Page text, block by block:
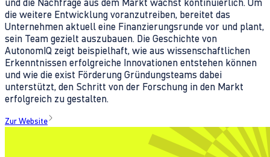
die weitere Entwicklung voranzutreiben, bereitet das
Unternehmen aktuell eine Finanzierungsrunde vor und plant,
sein Team gezielt auszubauen. Die Geschichte von
AutonomIQ zeigt beispielhaft, wie aus wissenschaftlichen
Erkenntnissen erfolgreiche Innovationen entstehen können
und wie die exist Förderung Gründungsteams dabei
unterstützt, den Schritt von der Forschung in den Markt
erfolgreich zu gestalten.
Zur Website